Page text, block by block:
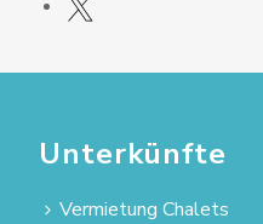
Unterkünfte
Vermietung Chalets